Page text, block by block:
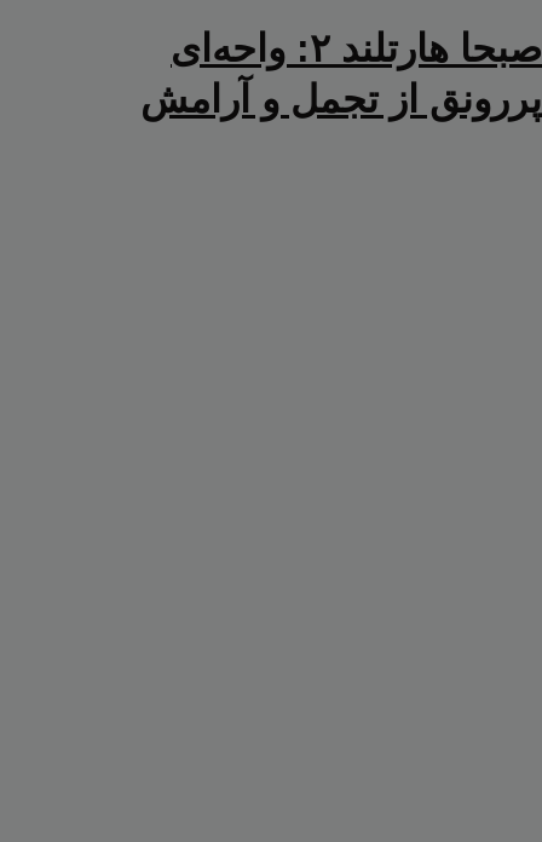
صبحا هارتلند ۲: واحه‌ای
پررونق از تجمل و آرامش